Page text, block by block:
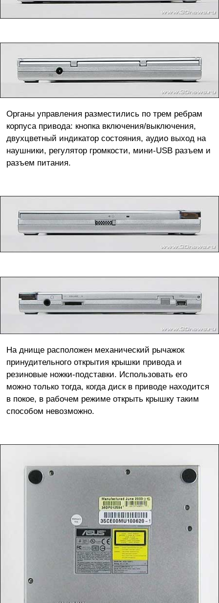
Органы управления разместились по трем ребрам
корпуса привода: кнопка включения/выключения,
двухцветный индикатор состояния, аудио выход на
наушники, регулятор громкости, мини-USB разъем и
разъем питания.
На днище расположен механический рычажок
принудительного открытия крышки привода и
резиновые ножки-подставки. Использовать его
можно только тогда, когда диск в приводе находится
в покое, в рабочем режиме открыть крышку таким
способом невозможно.